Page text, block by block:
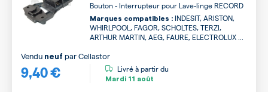
Bouton - Interrupteur pour Lave-linge RECORD
Marques compatibles : INDESIT, ARISTON,
WHIRLPOOL, FAGOR, SCHOLTES, TERZI,
ARTHUR MARTIN, AEG, FAURE, ELECTROLUX ...
9,40 €
Vendu neuf parCellastor
Livré à partir du
Mardi 11 août